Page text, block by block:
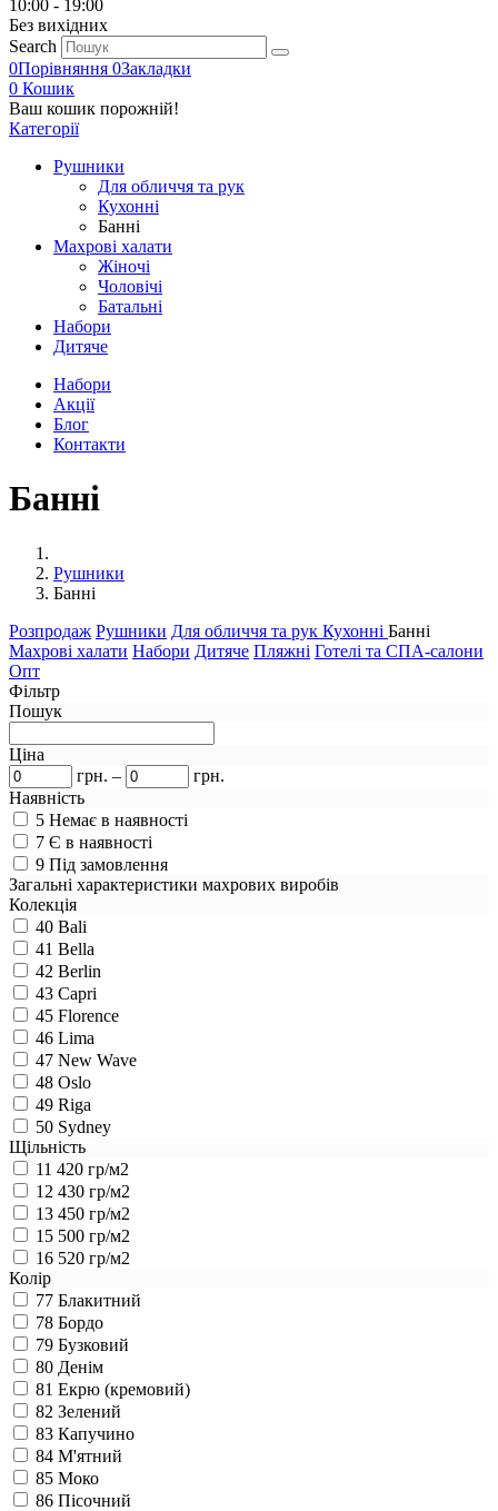
10:00 - 19:00
Без вихiдних
Search
0Порівняння 0Закладки
0 Кошик
Ваш кошик порожній!
Категорії
Рушники
Для обличчя та рук
Кухонні
Банні
Махрові халати
Жіночі
Чоловічі
Батальні
Набори
Дитяче
Набори
Акції
Блог
Контакти
Банні
Рушники
Банні
Розпродаж Рушники Для обличчя та рук Кухонні Банні
Махрові халати Набори Дитяче Пляжні Готелі та СПА-салони
Опт
Фільтр
Пошук
Ціна
грн. –
грн.
Наявність
5 Немає в наявності
7 Є в наявності
9 Під замовлення
Загальні характеристики махрових виробів
Колекція
40 Bali
41 Bella
42 Berlin
43 Capri
45 Florence
46 Lima
47 New Wave
48 Oslo
49 Riga
50 Sydney
Щільність
11 420 гр/м2
12 430 гр/м2
13 450 гр/м2
15 500 гр/м2
16 520 гр/м2
Колір
77 Блакитний
78 Бордо
79 Бузковий
80 Денім
81 Екрю (кремовий)
82 Зелений
83 Капучино
84 М'ятний
85 Моко
86 Пісочний